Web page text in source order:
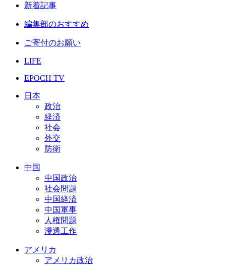
新着記事
編集部のおすすめ
ご寄付のお願い
LIFE
EPOCH TV
日本
政治
経済
社会
外交
防衛
中国
中国政治
社会問題
中国経済
中国軍事
人権問題
浸透工作
アメリカ
アメリカ政治